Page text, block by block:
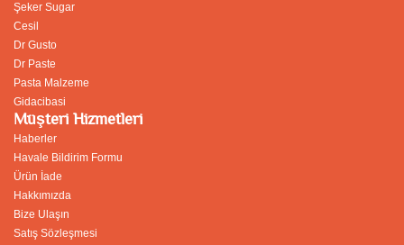
Şeker Sugar
Cesil
Dr Gusto
Dr Paste
Pasta Malzeme
Gidacibasi
Müşteri Hizmetleri
Haberler
Havale Bildirim Formu
Ürün İade
Hakkımızda
Bize Ulaşın
Satış Sözleşmesi